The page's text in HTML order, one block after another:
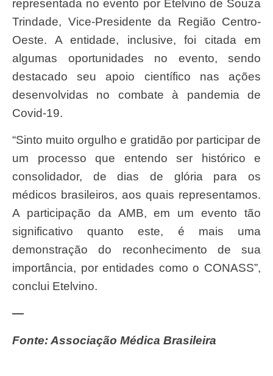
representada no evento por Etelvino de Souza
Trindade, Vice-Presidente da Região Centro-
Oeste. A entidade, inclusive, foi citada em
algumas oportunidades no evento, sendo
destacado seu apoio científico nas ações
desenvolvidas no combate à pandemia de
Covid-19.
“Sinto muito orgulho e gratidão por participar de
um processo que entendo ser histórico e
consolidador, de dias de glória para os
médicos brasileiros, aos quais representamos.
A participação da AMB, em um evento tão
significativo quanto este, é mais uma
demonstração do reconhecimento de sua
importância, por entidades como o CONASS”,
conclui Etelvino.
—
Fonte: Associação Médica Brasileira